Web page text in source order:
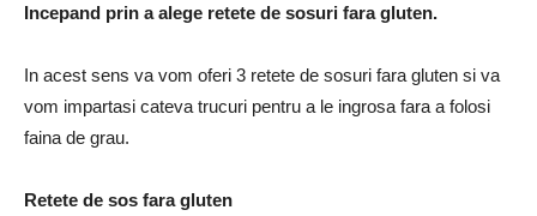
Incepand prin a alege retete de sosuri fara gluten.
In acest sens va vom oferi 3 retete de sosuri fara gluten si va
vom impartasi cateva trucuri pentru a le ingrosa fara a folosi
faina de grau.
Retete de sos fara gluten